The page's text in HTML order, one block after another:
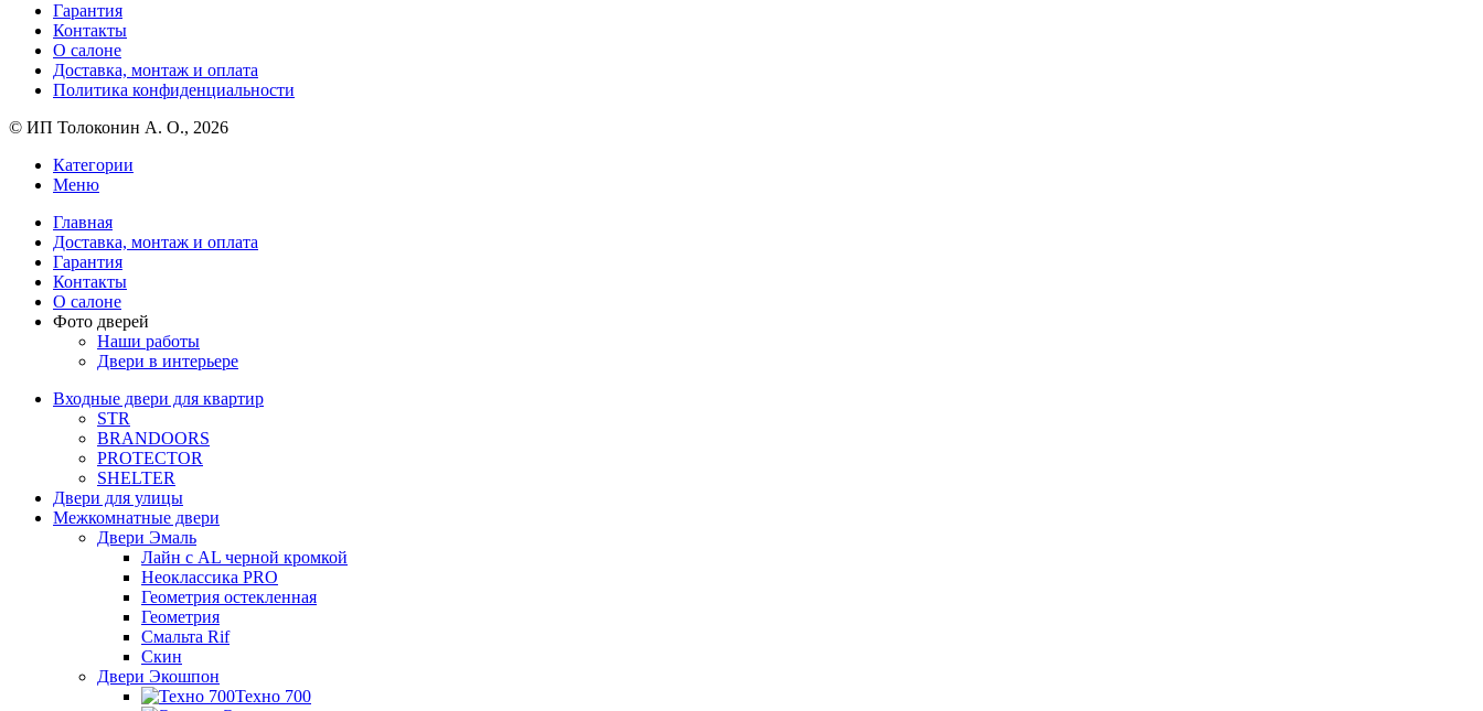
Гарантия
Контакты
О салоне
Доставка, монтаж и оплата
Политика конфиденциальности
© ИП Толоконин А. О., 2026
Категории
Меню
Главная
Доставка, монтаж и оплата
Гарантия
Контакты
О салоне
Фото дверей
Наши работы
Двери в интерьере
Входные двери для квартир
STR
BRANDOORS
PROTECTOR
SHELTER
Двери для улицы
Межкомнатные двери
Двери Эмаль
Лайн с AL черной кромкой
Неоклассика PRO
Геометрия остекленная
Геометрия
Смальта Rif
Скин
Двери Экошпон
Техно 700